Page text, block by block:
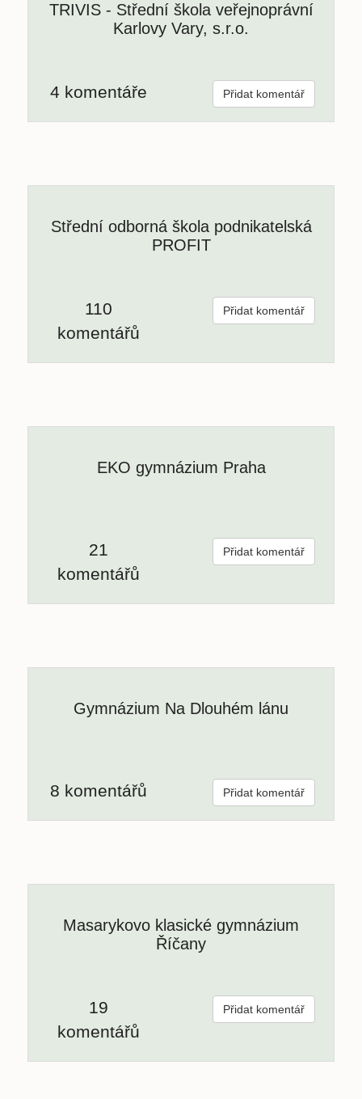
TRIVIS - Střední škola veřejnoprávní
Karlovy Vary, s.r.o.
4 komentáře Přidat komentář
Střední odborná škola podnikatelská
PROFIT
110
komentářů
Přidat komentář
EKO gymnázium Praha
21
komentářů
Přidat komentář
Gymnázium Na Dlouhém lánu
8 komentářů Přidat komentář
Masarykovo klasické gymnázium
Říčany
19
komentářů
Přidat komentář